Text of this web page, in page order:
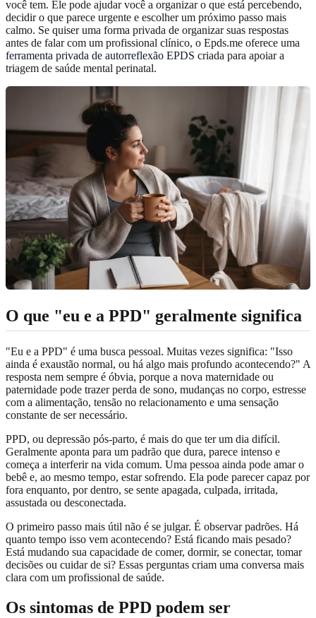
você tem. Ele pode ajudar você a organizar o que está percebendo,
decidir o que parece urgente e escolher um próximo passo mais
calmo. Se quiser uma forma privada de organizar suas respostas
antes de falar com um profissional clínico, o Epds.me oferece uma
ferramenta privada de autorreflexão EPDS criada para apoiar a
triagem de saúde mental perinatal.
O que "eu e a PPD" geralmente significa
"Eu e a PPD" é uma busca pessoal. Muitas vezes significa: "Isso
ainda é exaustão normal, ou há algo mais profundo acontecendo?" A
resposta nem sempre é óbvia, porque a nova maternidade ou
paternidade pode trazer perda de sono, mudanças no corpo, estresse
com a alimentação, tensão no relacionamento e uma sensação
constante de ser necessário.
PPD, ou depressão pós-parto, é mais do que ter um dia difícil.
Geralmente aponta para um padrão que dura, parece intenso e
começa a interferir na vida comum. Uma pessoa ainda pode amar o
bebê e, ao mesmo tempo, estar sofrendo. Ela pode parecer capaz por
fora enquanto, por dentro, se sente apagada, culpada, irritada,
assustada ou desconectada.
O primeiro passo mais útil não é se julgar. É observar padrões. Há
quanto tempo isso vem acontecendo? Está ficando mais pesado?
Está mudando sua capacidade de comer, dormir, se conectar, tomar
decisões ou cuidar de si? Essas perguntas criam uma conversa mais
clara com um profissional de saúde.
Os sintomas de PPD podem ser